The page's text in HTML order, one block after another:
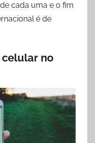
cada uma e o fim
é de
celular no